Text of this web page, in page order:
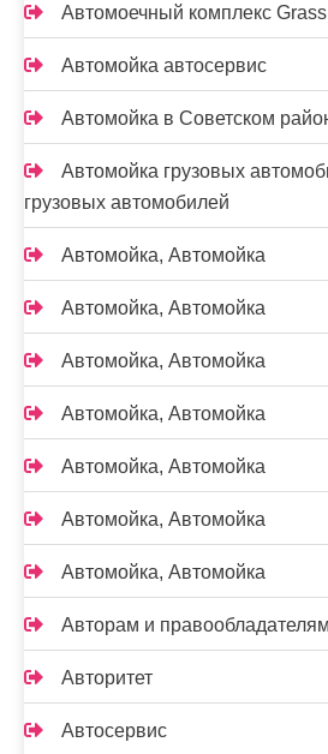
Автомоечный комплекс Grass
Автомойка автосервис
Автомойка в Советском
Автомойка грузовых
грузовых автомобилей
Автомойка, Автомойка
Автомойка, Автомойка
Автомойка, Автомойка
Автомойка, Автомойка
Автомойка, Автомойка
Автомойка, Автомойка
Автомойка, Автомойка
Авторам и правообладателям
Авторитет
Автосервис